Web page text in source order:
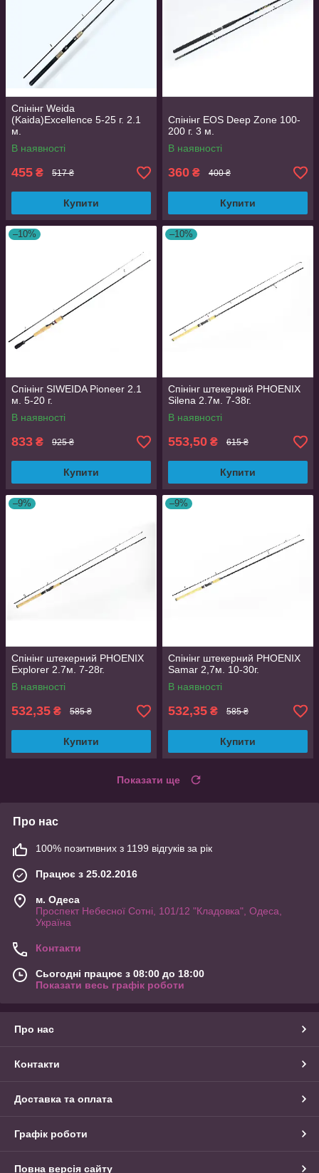
Спінінг Weida
(Kaida)Excellence 5-25 г. 2.1
м.
В наявності
455 ₴ 517 ₴
Купити
Спінінг EOS Deep Zone 100-
200 г. 3 м.
В наявності
360 ₴ 400 ₴
Купити
–10%
Спінінг SIWEIDA Pioneer 2.1
м. 5-20 г.
В наявності
833 ₴ 925 ₴
Купити
–10%
Спінінг штекерний PHOENIX
Silena 2.7м. 7-38г.
В наявності
553,50 ₴ 615 ₴
Купити
–9%
Спінінг штекерний PHOENIX
Explorer 2.7м. 7-28г.
В наявності
532,35 ₴ 585 ₴
Купити
–9%
Спінінг штекерний PHOENIX
Samar 2,7м. 10-30г.
В наявності
532,35 ₴ 585 ₴
Купити
Показати ще
Про нас
100% позитивних з 1199 відгуків за рік
Працює з 25.02.2016
м. Одеса
Проспект Небесної Сотні, 101/12 "Кладовка", Одеса,
Україна
Контакти
Сьогодні працює з 08:00 до 18:00
Показати весь графік роботи
Про нас
Контакти
Доставка та оплата
Графік роботи
Повна версія сайту